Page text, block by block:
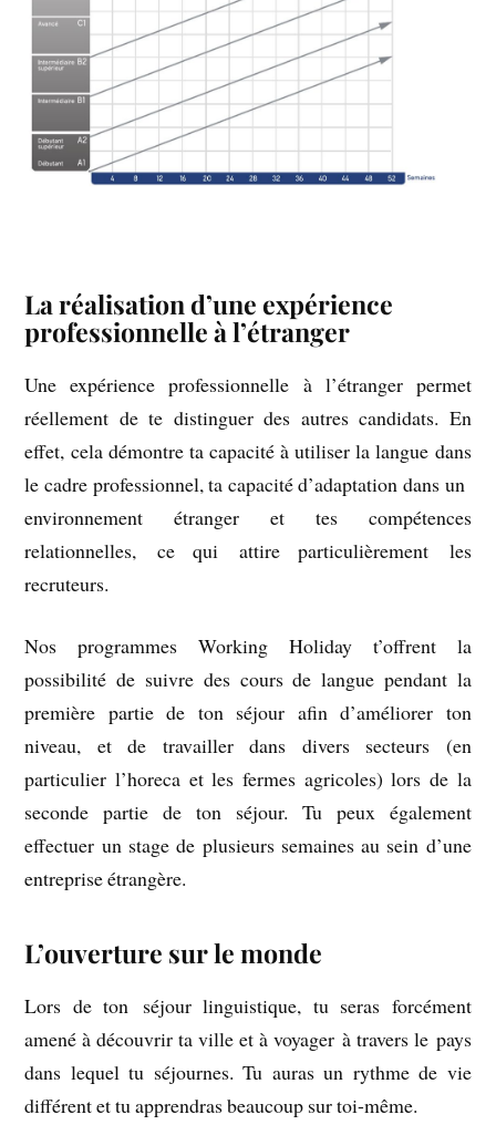
La réalisation d’une expérience
professionnelle à l’étranger
Une expérience professionnelle à l’étranger permet
réellement de te distinguer des autres candidats. En
effet, cela démontre ta capacité à utiliser la langue dans
le cadre professionnel, ta capacité d’adaptation dans un
environnement étranger et tes compétences
relationnelles, ce qui attire particulièrement les
recruteurs.
Nos programmes Working Holiday t’offrent la
possibilité de suivre des cours de langue pendant la
première partie de ton séjour afin d’améliorer ton
niveau, et de travailler dans divers secteurs (en
particulier l’horeca et les fermes agricoles) lors de la
seconde partie de ton séjour. Tu peux également
effectuer un stage de plusieurs semaines au sein d’une
entreprise étrangère.
L’ouverture sur le monde
Lors de ton séjour linguistique, tu seras forcément
amené à découvrir ta ville et à voyager à travers le pays
dans lequel tu séjournes. Tu auras un rythme de vie
différent et tu apprendras beaucoup sur toi-même.